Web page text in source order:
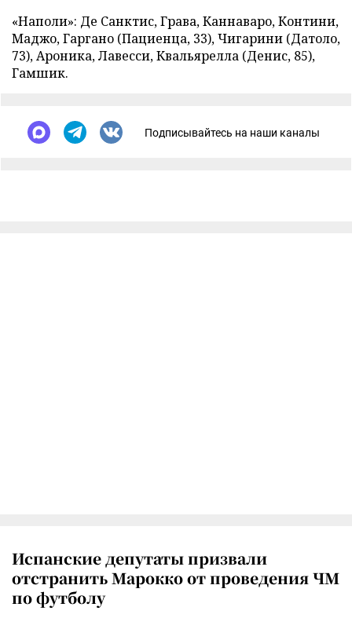
«Наполи»: Де Санктис, Грава, Каннаваро, Контини,
Маджо, Гаргано (Пациенца, 33), Чигарини (Датоло,
73), Ароника, Лавесси, Квальярелла (Денис, 85),
Гамшик.
Подписывайтесь на наши каналы
Испанские депутаты призвали
отстранить Марокко от проведения ЧМ
по футболу